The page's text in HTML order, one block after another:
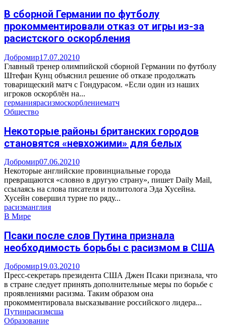
В сборной Германии по футболу
прокомментировали отказ от игры из-за
расистского оскорбления
Добромир17.07.20210
Главный тренер олимпийской сборной Германии по футболу
Штефан Кунц объяснил решение об отказе продолжать
товарищеский матч с Гондурасом. «Если один из наших
игроков оскорблён на...
германиярасизмоскорблениематч
Общество
Некоторые районы британских городов
становятся «невхожими» для белых
Добромир07.06.20210
Некоторые английские провинциальные города
превращаются «словно в другую страну», пишет Daily Mail,
ссылаясь на слова писателя и политолога Эда Хусейна.
Хусейн совершил турне по ряду...
расизманглия
В Мире
Псаки после слов Путина признала
необходимость борьбы с расизмом в США
Добромир19.03.20210
Пресс-секретарь президента США Джен Псаки признала, что
в стране следует принять дополнительные меры по борьбе с
проявлениями расизма. Таким образом она
прокомментировала высказывание российского лидера...
Путинрасизмсша
Образование